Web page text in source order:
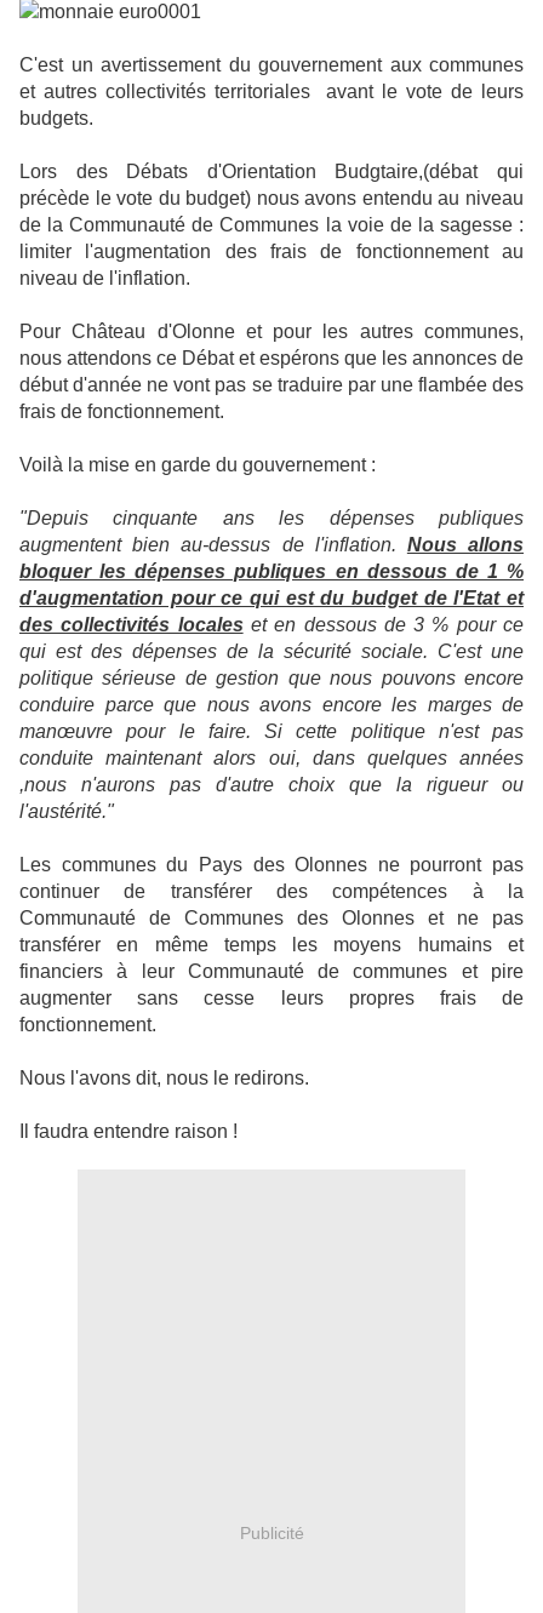
C'est un avertissement du gouvernement aux communes
et autres collectivités territoriales avant le vote de leurs
budgets.
Lors des Débats d'Orientation Budgtaire,(débat qui
précède le vote du budget) nous avons entendu au niveau
de la Communauté de Communes la voie de la sagesse :
limiter l'augmentation des frais de fonctionnement au
niveau de l'inflation.
Pour Château d'Olonne et pour les autres communes,
nous attendons ce Débat et espérons que les annonces de
début d'année ne vont pas se traduire par une flambée des
frais de fonctionnement.
Voilà la mise en garde du gouvernement :
"Depuis cinquante ans les dépenses publiques
augmentent bien au-dessus de l'inflation. Nous allons
bloquer les dépenses publiques en dessous de 1 %
d'augmentation pour ce qui est du budget de l'Etat et
des collectivités locales et en dessous de 3 % pour ce
qui est des dépenses de la sécurité sociale. C'est une
politique sérieuse de gestion que nous pouvons encore
conduire parce que nous avons encore les marges de
manœuvre pour le faire. Si cette politique n'est pas
conduite maintenant alors oui, dans quelques années
,nous n'aurons pas d'autre choix que la rigueur ou
l'austérité."
Les communes du Pays des Olonnes ne pourront pas
continuer de transférer des compétences à la
Communauté de Communes des Olonnes et ne pas
transférer en même temps les moyens humains et
financiers à leur Communauté de communes et pire
augmenter sans cesse leurs propres frais de
fonctionnement.
Nous l'avons dit, nous le redirons.
Il faudra entendre raison !
Publicité